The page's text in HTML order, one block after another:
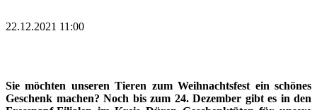
22.12.2021 11:00
Sie möchten unseren Tieren zum Weihnachtsfest ein schönes
Geschenk machen? Noch bis zum 24. Dezember gibt es in den